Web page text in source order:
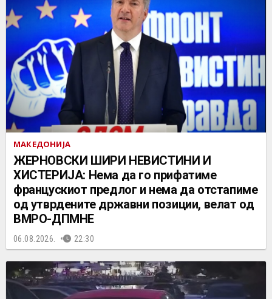
МАКЕДОНИЈА
ЖЕРНОВСКИ ШИРИ НЕВИСТИНИ И
ХИСТЕРИЈА: Нема да го прифатиме
францускиот предлог и нема да отстапиме
од утврдените државни позиции, велат од
ВМРО-ДПМНЕ
06.08.2026. 22:30